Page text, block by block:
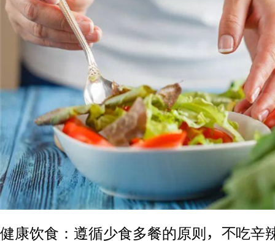
健康饮食：遵循少食多餐的原则，不吃辛